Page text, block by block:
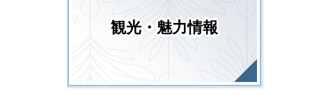
観光・魅力情報